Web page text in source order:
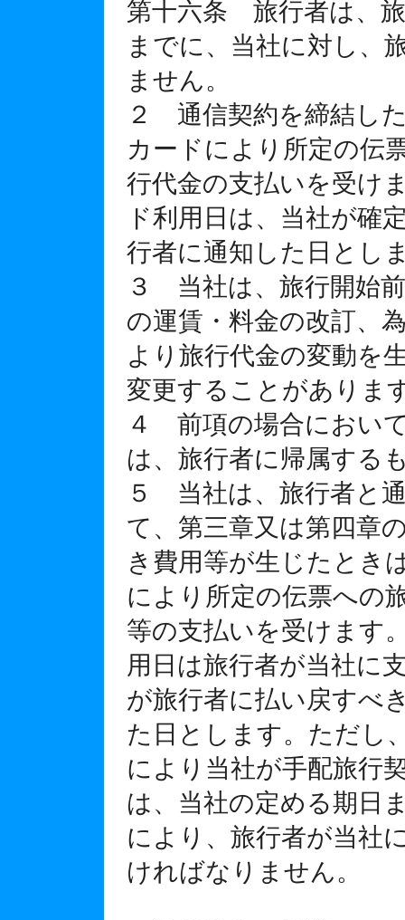
第十六条 旅行者は、
までに、当社に対し、
ません。
２ 通信契約を締結し
カードにより所定の伝
行代金の支払いを受け
ド利用日は、当社が確
行者に通知した日とし
３ 当社は、旅行開始
の運賃・料金の改訂、
より旅行代金の変動を
変更することがありま
４ 前項の場合におい
は、旅行者に帰属する
５ 当社は、旅行者と
て、第三章又は第四章
き費用等が生じたとき
により所定の伝票への
等の支払いを受けます
用日は旅行者が当社に
が旅行者に払い戻すべ
た日とします。ただし
により当社が手配旅行
は、当社の定める期日
により、旅行者が当社
ければなりません。